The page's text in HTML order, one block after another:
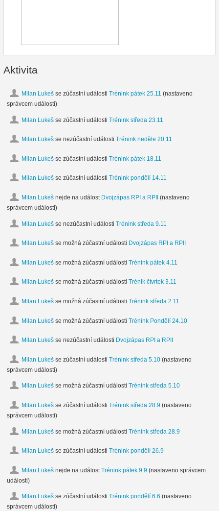
Aktivita
Milan Lukeš se zúčastní události Trénink pátek 25.11 (nastaveno
správcem události)
Milan Lukeš se zúčastní události Trénink středa 23.11
Milan Lukeš se nezúčastní události Trénink neděle 20.11
Milan Lukeš se zúčastní události Trénink pátek 18.11
Milan Lukeš se zúčastní události Trénink pondělí 14.11
Milan Lukeš nejde na událost Dvojzápas RPI a RPII
(nastaveno
správcem události)
Milan Lukeš se nezúčastní události Trénink středa 9.11
Milan Lukeš se možná zúčastní události Dvojzápas RPI a RPII
Milan Lukeš se možná zúčastní události Trénink pátek 4.11
Milan Lukeš se možná zúčastní události Trénik čtvrtek 3.11
Milan Lukeš se možná zúčastní události Trénink středa 2.11
Milan Lukeš se možná zúčastní události Trénink Pondělí 24.10
Milan Lukeš se nezúčastní události Dvojzápas RPI a RPII
Milan Lukeš se zúčastní události Trénink středa 5.10 (nastaveno
správcem události)
Milan Lukeš se možná zúčastní události Trénink středa 5.10
Milan Lukeš se zúčastní události Trénink středa 28.9 (nastaveno
správcem události)
Milan Lukeš se možná zúčastní události Trénink středa 28.9
Milan Lukeš se zúčastní události Trénink pondělí 26.9
Milan Lukeš nejde na událost Trénink pátek 9.9 (nastaveno správcem
události)
Milan Lukeš se zúčastní události Trénink pondělí 6.6 (nastaveno
správcem události)